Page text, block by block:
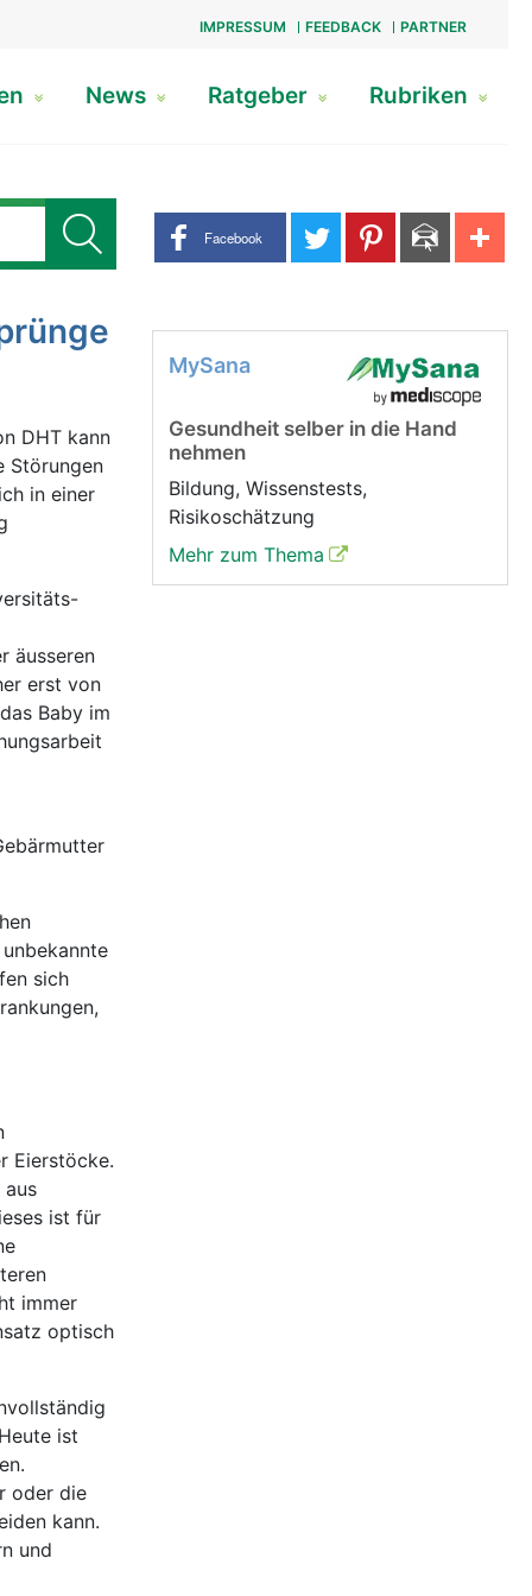
IMPRESSUM FEEDBACK PARTNER
News Ratgeber Rubriken
Share buttons
Facebook
DHT kann
Störungen
in einer
äusseren
erst von
Baby im
sich
Eierstöcke.
ist für
immer
optisch
ist
oder die
kann.
und
MySana
Gesundheit selber in die Hand
nehmen
Bildung, Wissenstests,
Risikoschätzung
Mehr zum Thema